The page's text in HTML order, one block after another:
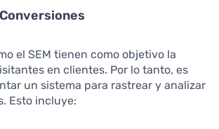
el SEM tienen como objetivo la
en clientes. Por lo tanto, es
un sistema para rastrear y analizar
Esto incluye: